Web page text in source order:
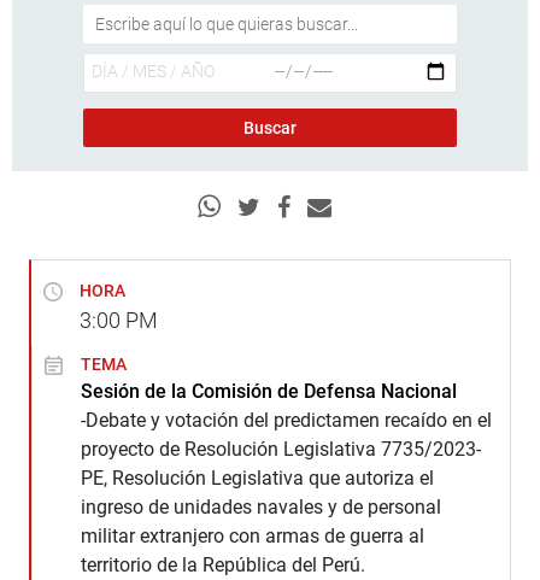
HORA
3:00 PM
TEMA
Sesión de la Comisión de Defensa Nacional
-Debate y votación del predictamen recaído en el
proyecto de Resolución Legislativa 7735/2023-
PE, Resolución Legislativa que autoriza el
ingreso de unidades navales y de personal
militar extranjero con armas de guerra al
territorio de la República del Perú.